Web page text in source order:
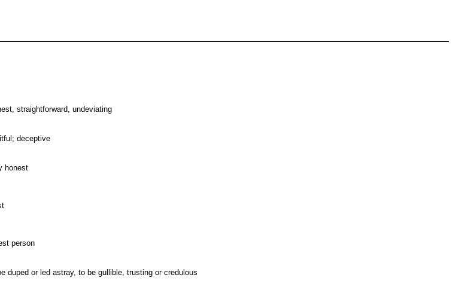
straightforward, undeviating
deceptive
honest
person
duped or led astray, to be gullible, trusting or credulous